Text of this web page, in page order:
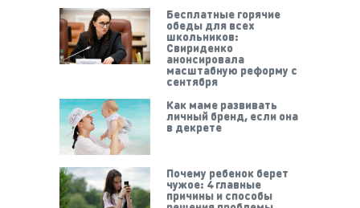
Бесплатные горячие
обеды для всех
школьников:
Свириденко
анонсировала
масштабную реформу с
сентября
Как маме развивать
личный бренд, если она
в декрете
Почему ребенок берет
чужое: 4 главные
причины и способы